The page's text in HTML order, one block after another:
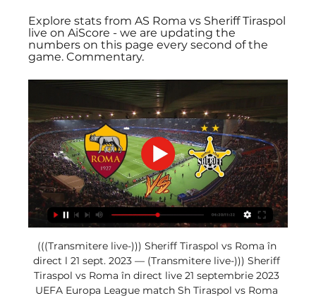
Explore stats from AS Roma vs Sheriff Tiraspol
live on AiScore - we are updating the
numbers on this page every second of the
game. Commentary.
(((Transmitere live-))) Sheriff Tiraspol vs Roma în
direct l 21 sept. 2023 — (Transmitere live-))) Sheriff
Tiraspol vs Roma în direct live 21 septembrie 2023
UEFA Europa League match Sh Tiraspol vs Roma